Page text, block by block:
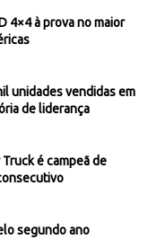
4×4 à prova no maior
unidades vendidas em
de liderança
é campeã de
segundo ano